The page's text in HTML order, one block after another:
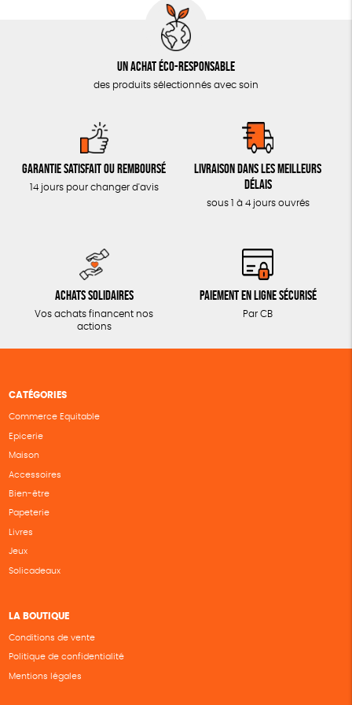
Un achat éco-responsable
des produits sélectionnés avec soin
Garantie satisfait ou remboursé
14 jours pour changer d'avis
Livraison dans les meilleurs
délais
sous 1 à 4 jours ouvrés
Achats solidaires
Vos achats financent nos
actions
Paiement en ligne sécurisé
Par CB
CATÉGORIES
Commerce Equitable
Epicerie
Maison
Accessoires
Bien-être
Papeterie
Livres
Jeux
Solicadeaux
LA BOUTIQUE
Conditions de vente
Politique de confidentialité
Mentions légales